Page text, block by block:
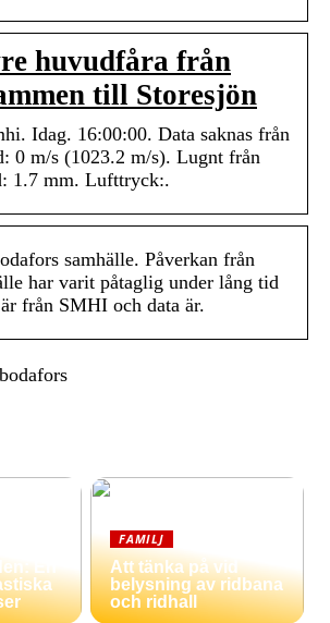
huvudfåra från
till Storesjön
Idag. 16:00:00. Data saknas från
0 m/s (1023.2 m/s). Lugnt från
1.7 mm. Lufttryck:.
samhälle. Påverkan från
har varit påtaglig under lång tid
från SMHI och data är.
En
FAMILJ
Att tänka på vid
belysning av ridbana
och ridhall